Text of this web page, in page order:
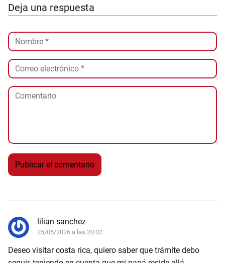
lilian sanchez
25/05/2026 a las 20:02
Deseo visitar costa rica, quiero saber que trámite debo
Deja una respuesta